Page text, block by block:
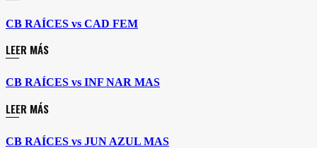
CB RAÍCES vs CAD FEM
LEER MÁS
CB RAÍCES vs INF NAR MAS
LEER MÁS
CB RAÍCES vs JUN AZUL MAS